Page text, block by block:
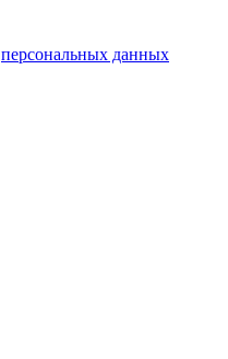
персональных данных